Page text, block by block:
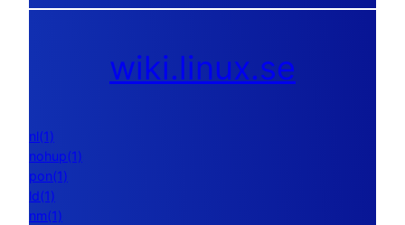
wiki.linux.se
nl(1)
nohup(1)
pon(1)
ld(1)
nm(1)